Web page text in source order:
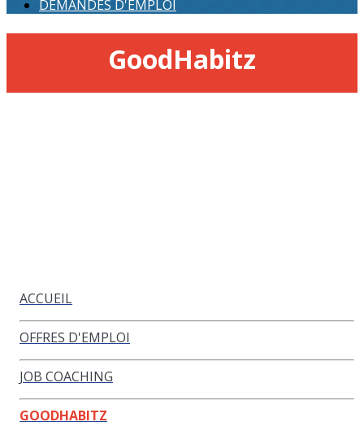
DEMANDES D'EMPLOI
GoodHabitz
ACCUEIL
OFFRES D'EMPLOI
JOB COACHING
GOODHABITZ